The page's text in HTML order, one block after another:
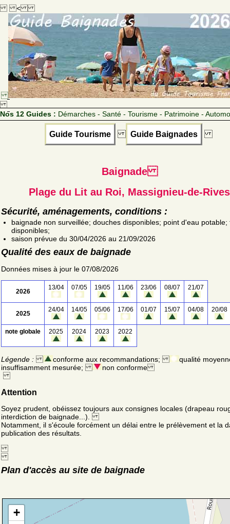
<
Nos 12 Guides : Démarches - Santé - Tourisme - Patrimoine -
Guide Tourisme Guide Baignades
Baignade
Plage du Lit au Roi, Massignieu-de-Rives
Sécurité, aménagements, conditions :
baignade non surveillée; douches disponibles; point d'eau potable;
disponibles;
saison prévue du 30/04/2026 au 21/09/2026
Qualité des eaux de baignade
Données mises à jour le 07/08/2026
2026
13/04 07/05 19/05 11/06 23/06 08/07 21/07
2025
24/04 14/05 05/06 17/06 01/07 15/07 04/08 20/08
note globale 2025 2024 2023 2022
Légende : conforme aux recommandations;
qualité
insuffisamment mesurée;
non conforme
Attention
Soyez prudent, obéissez toujours aux consignes locales (drapeau
interdiction de baignade...).
Notamment, il s'écoule forcément un délai entre le prélèvement et la
publication des résultats.
Plan d'accès au site de baignade
+